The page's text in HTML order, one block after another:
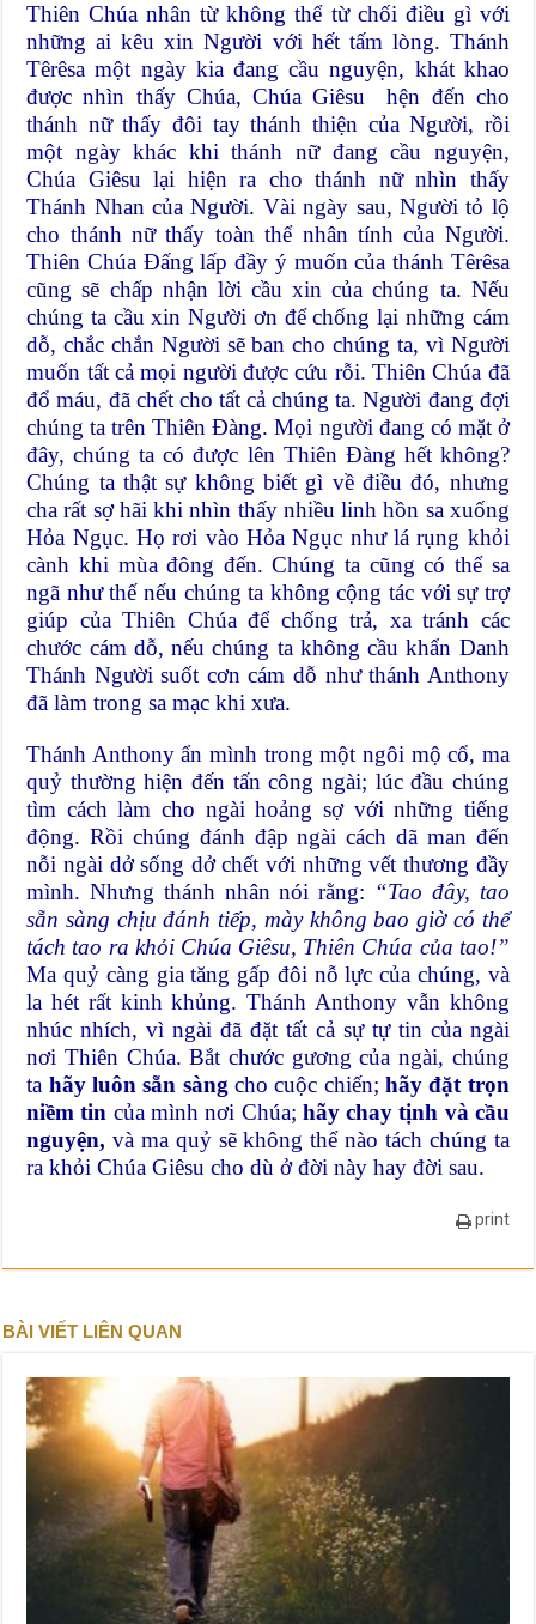
Thiên Chúa nhân từ không thể từ chối điều gì với
những ai kêu xin Người với hết tấm lòng. Thánh
Têrêsa một ngày kia đang cầu nguyện, khát khao
được nhìn thấy Chúa, Chúa Giêsu hện đến cho
thánh nữ thấy đôi tay thánh thiện của Người, rồi
một ngày khác khi thánh nữ đang cầu nguyện,
Chúa Giêsu lại hiện ra cho thánh nữ nhìn thấy
Thánh Nhan của Người. Vài ngày sau, Người tỏ lộ
cho thánh nữ thấy toàn thể nhân tính của Người.
Thiên Chúa Đấng lấp đầy ý muốn của thánh Têrêsa
cũng sẽ chấp nhận lời cầu xin của chúng ta. Nếu
chúng ta cầu xin Người ơn để chống lại những cám
dỗ, chắc chắn Người sẽ ban cho chúng ta, vì Người
muốn tất cả mọi người được cứu rỗi. Thiên Chúa đã
đổ máu, đã chết cho tất cả chúng ta. Người đang đợi
chúng ta trên Thiên Đàng. Mọi người đang có mặt ở
đây, chúng ta có được lên Thiên Đàng hết không?
Chúng ta thật sự không biết gì về điều đó, nhưng
cha rất sợ hãi khi nhìn thấy nhiều linh hồn sa xuống
Hỏa Ngục. Họ rơi vào Hỏa Ngục như lá rụng khỏi
cành khi mùa đông đến. Chúng ta cũng có thể sa
ngã như thế nếu chúng ta không cộng tác với sự trợ
giúp của Thiên Chúa để chống trả, xa tránh các
chước cám dỗ, nếu chúng ta không cầu khẩn Danh
Thánh Người suốt cơn cám dỗ như thánh Anthony
đã làm trong sa mạc khi xưa.
Thánh Anthony ẩn mình trong một ngôi mộ cổ, ma
quỷ thường hiện đến tấn công ngài; lúc đầu chúng
tìm cách làm cho ngài hoảng sợ với những tiếng
động. Rồi chúng đánh đập ngài cách dã man đến
nỗi ngài dở sống dở chết với những vết thương đầy
mình. Nhưng thánh nhân nói rằng: “Tao đây, tao
sẵn sàng chịu đánh tiếp, mày không bao giờ có thể
tách tao ra khỏi Chúa Giêsu, Thiên Chúa của tao!”
Ma quỷ càng gia tăng gấp đôi nỗ lực của chúng, và
la hét rất kinh khủng. Thánh Anthony vẫn không
nhúc nhích, vì ngài đã đặt tất cả sự tự tin của ngài
nơi Thiên Chúa. Bắt chước gương của ngài, chúng
ta hãy luôn sẵn sàng cho cuộc chiến;hãy đặt trọn
niềm tin của mình nơi Chúa; hãy chay tịnh và cầu
nguyện, và ma quỷ sẽ không thể nào tách chúng ta
ra khỏi Chúa Giêsu cho dù ở đời này hay đời sau.
print
BÀI VIẾT LIÊN QUAN